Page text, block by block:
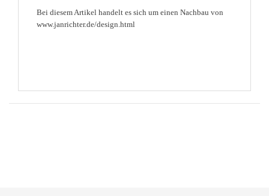
Bei diesem Artikel handelt es sich um einen Nachbau von
www.janrichter.de/design.html